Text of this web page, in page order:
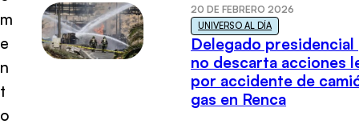
m
e
n
t
o
20 DE FEBRERO 2026
UNIVERSO AL DÍA
Delegado presidencial
no descarta acciones
por accidente de
gas en Renca